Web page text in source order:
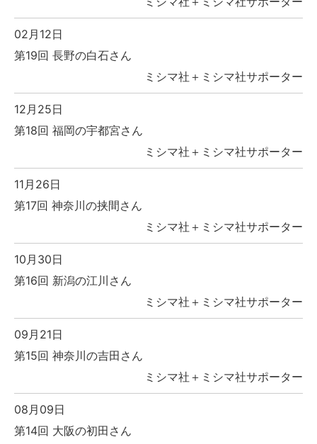
02月12日
第19回 長野の白石さん
ミシマ社＋ミシマ社サポーター
12月25日
第18回 福岡の宇都宮さん
ミシマ社＋ミシマ社サポーター
11月26日
第17回 神奈川の挟間さん
ミシマ社＋ミシマ社サポーター
10月30日
第16回 新潟の江川さん
ミシマ社＋ミシマ社サポーター
09月21日
第15回 神奈川の吉田さん
ミシマ社＋ミシマ社サポーター
08月09日
第14回 大阪の初田さん